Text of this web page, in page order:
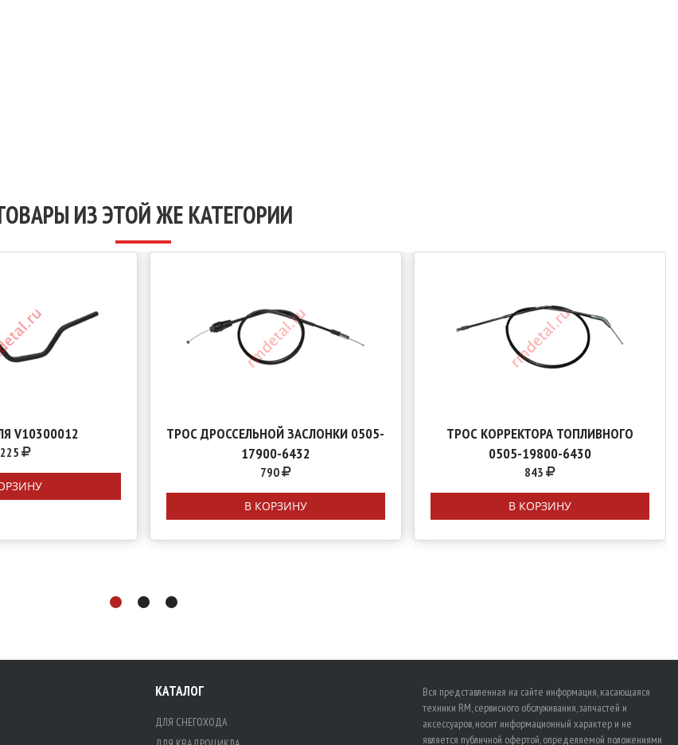
ИЗ ЭТОЙ ЖЕ КАТЕГОРИИ
V10300012
ТРОС ДРОССЕЛЬНОЙ ЗАСЛОНКИ 0505-
17900-6432
790
В КОРЗИНУ
ТРОС КОРРЕКТОРА ТОПЛИВНОГО
0505-19800-6430
843
В КОРЗИНУ
КАТАЛОГ
ДЛЯ СНЕГОХОДА
Вся представленная на сайте информация, касающаяся
техники RM, сервисного обслуживания, запчастей и
аксессуаров, носит информационный характер и не
является публичной офертой, определяемой положениями